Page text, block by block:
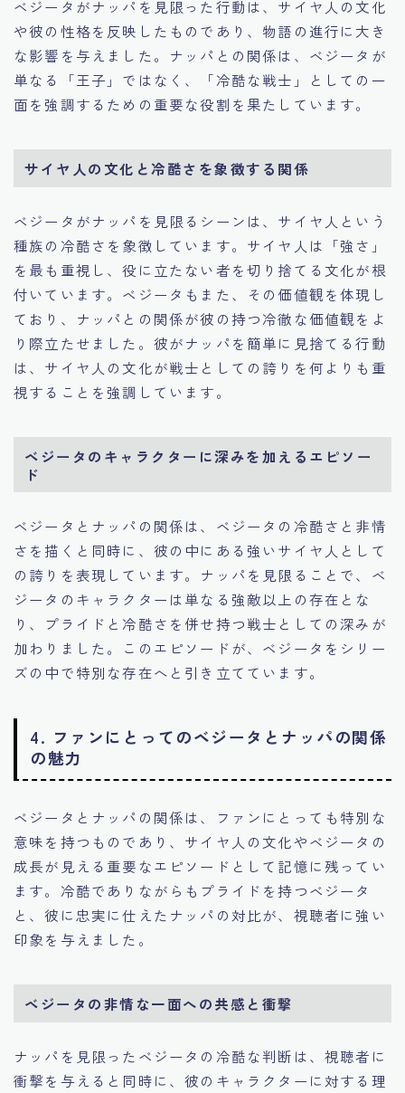
ベジータがナッパを見限った行動は、サイヤ人の文化
や彼の性格を反映したものであり、物語の進行に大き
な影響を与えました。ナッパとの関係は、ベジータが
単なる「王子」ではなく、「冷酷な戦士」としての一
面を強調するための重要な役割を果たしています。
サイヤ人の文化と冷酷さを象徴する関係
ベジータがナッパを見限るシーンは、サイヤ人という
種族の冷酷さを象徴しています。サイヤ人は「強さ」
を最も重視し、役に立たない者を切り捨てる文化が根
付いています。ベジータもまた、その価値観を体現し
ており、ナッパとの関係が彼の持つ冷徹な価値観をよ
り際立たせました。彼がナッパを簡単に見捨てる行動
は、サイヤ人の文化が戦士としての誇りを何よりも重
視することを強調しています。
ベジータのキャラクターに深みを加えるエピソー
ド
ベジータとナッパの関係は、ベジータの冷酷さと非情
さを描くと同時に、彼の中にある強いサイヤ人として
の誇りを表現しています。ナッパを見限ることで、ベ
ジータのキャラクターは単なる強敵以上の存在とな
り、プライドと冷酷さを併せ持つ戦士としての深みが
加わりました。このエピソードが、ベジータをシリー
ズの中で特別な存在へと引き立てています。
4. ファンにとってのベジータとナッパの関係
の魅力
ベジータとナッパの関係は、ファンにとっても特別な
意味を持つものであり、サイヤ人の文化やベジータの
成長が見える重要なエピソードとして記憶に残ってい
ます。冷酷でありながらもプライドを持つベジータ
と、彼に忠実に仕えたナッパの対比が、視聴者に強い
印象を与えました。
ベジータの非情な一面への共感と衝撃
ナッパを見限ったベジータの冷酷な判断は、視聴者に
衝撃を与えると同時に、彼のキャラクターに対する理